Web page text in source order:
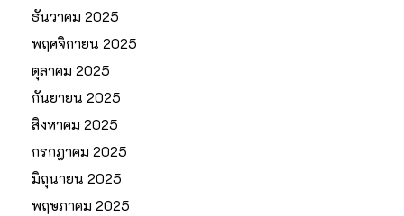
ธันวาคม 2025
พฤศจิกายน 2025
ตุลาคม 2025
กันยายน 2025
สิงหาคม 2025
กรกฎาคม 2025
มิถุนายน 2025
พฤษภาคม 2025